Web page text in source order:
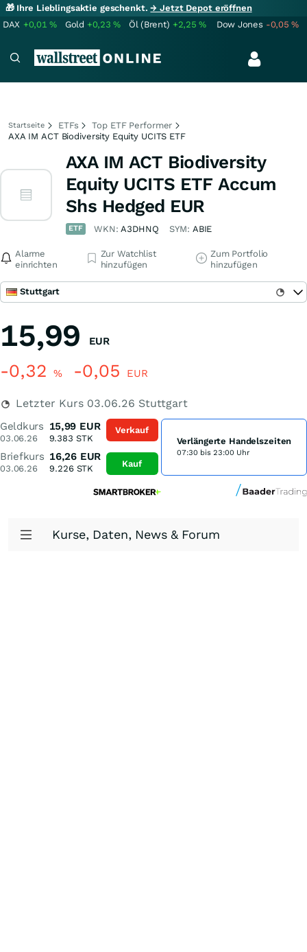
🎁 Ihre Lieblingsaktie geschenkt.→ Jetzt Depot eröffnen
DAX +0,01% Gold +0,23% Öl (Brent) +2,25% Dow Jones -0,05%
Startseite ETFs
Top ETF Performer
AXA IM ACT Biodiversity Equity UCITS ETF
AXA IM ACT Biodiversity
Equity UCITS ETF Accum
Shs Hedged EUR
ETF WKN:A3DHNQ SYM: ABIE
Alarme
einrichten
Zur Watchlist
hinzufügen
Zum Portfolio
hinzufügen
Stuttgart
15,99 EUR
-0,32 % -0,05 EUR
Letzter Kurs 03.06.26 Stuttgart
Geldkurs
03.06.26
15,99 EUR
9.383 STK
Briefkurs
03.06.26
16,26 EUR
9.226STK
Verkauf
Kauf
Verlängerte Handelszeiten
07:30 bis 23:00 Uhr
Kurse, Daten, News & Forum